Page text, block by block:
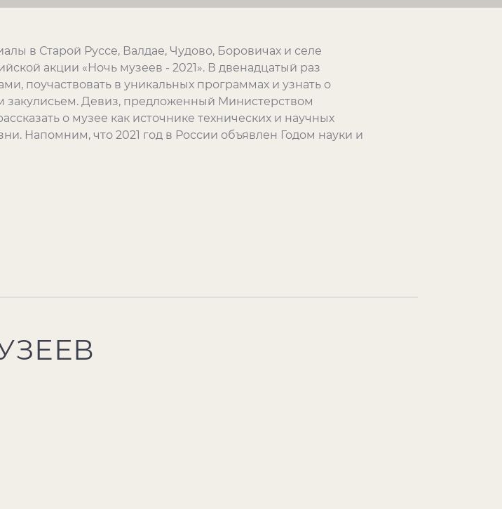
в Старой Руссе, Валдае, Чудово, Боровичах и селе
акции «Ночь музеев - 2021». В двенадцатый раз
поучаствовать в уникальных программах и узнать о
закулисьем. Девиз, предложенный Министерством
о музее как источнике технических и научных
Напомним, что 2021 год в России объявлен Годом науки и